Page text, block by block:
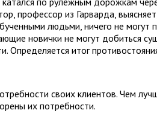
профессор из Гарварда,
людьми, ничего не могут
новички не могут добиться
Определяется итог
своих клиентов. Чем
их потребности.